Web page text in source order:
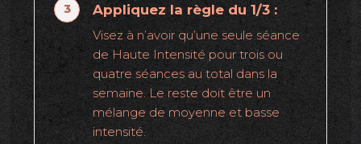
Appliquez la règle du 1/3 :
Visez à n’avoir qu’une seule séance
de Haute Intensité pour trois ou
quatre séances au total dans la
semaine. Le reste doit être un
mélange de moyenne et basse
intensité.